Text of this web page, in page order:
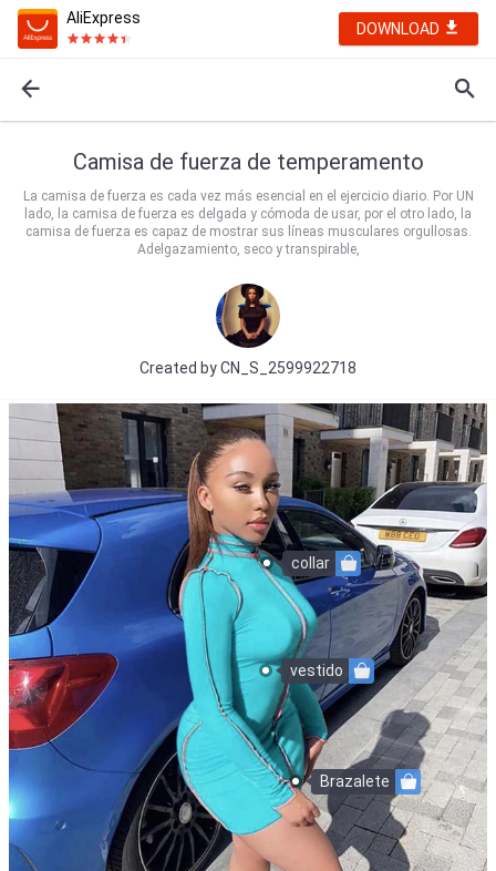
AliExpress
DOWNLOAD
Camisa de fuerza de temperamento
La camisa de fuerza es cada vez más esencial en el ejercicio diario. Por UN
lado, la camisa de fuerza es delgada y cómoda de usar, por el otro lado, la
camisa de fuerza es capaz de mostrar sus líneas musculares orgullosas.
Adelgazamiento, seco y transpirable,
Created byCN_S_2599922718
vestido
collar
Brazalete